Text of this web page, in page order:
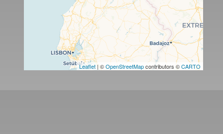
Leaflet | ©OpenStreetMapcontributors ©CARTO